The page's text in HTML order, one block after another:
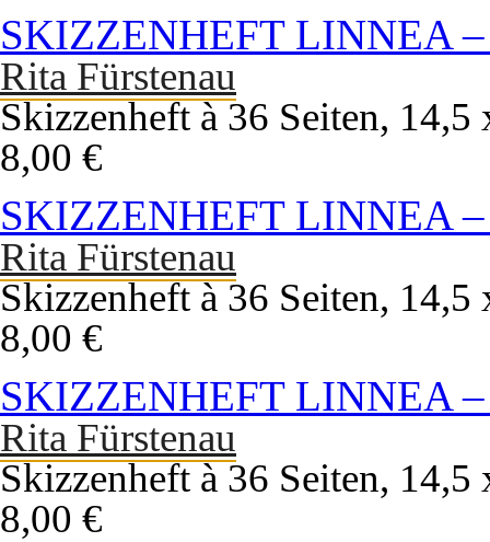
SKIZZENHEFT LINNEA
Rita Fürstenau
Skizzenheft à 36 Seiten,
8,00 €
SKIZZENHEFT LINNEA
Rita Fürstenau
Skizzenheft à 36 Seiten,
8,00 €
SKIZZENHEFT LINNEA
Rita Fürstenau
Skizzenheft à 36 Seiten,
8,00 €